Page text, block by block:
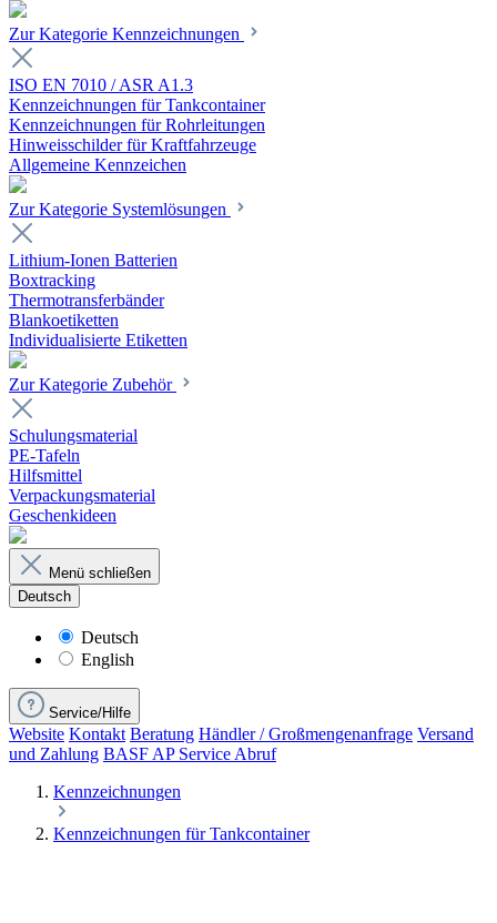
Zur Kategorie Kennzeichnungen
ISO EN 7010 / ASR A1.3
Kennzeichnungen für Tankcontainer
Kennzeichnungen für Rohrleitungen
Hinweisschilder für Kraftfahrzeuge
Allgemeine Kennzeichen
Zur Kategorie Systemlösungen
Lithium-Ionen Batterien
Boxtracking
Thermotransferbänder
Blankoetiketten
Individualisierte Etiketten
Zur Kategorie Zubehör
Schulungsmaterial
PE-Tafeln
Hilfsmittel
Verpackungsmaterial
Geschenkideen
Menü schließen
Deutsch
Deutsch
English
Service/Hilfe
Website Kontakt Beratung Händler / Großmengenanfrage Versand
und Zahlung BASF AP Service Abruf
Kennzeichnungen
Kennzeichnungen für Tankcontainer